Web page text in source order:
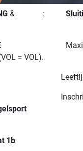
& :
= VOL).
vanaf
1b